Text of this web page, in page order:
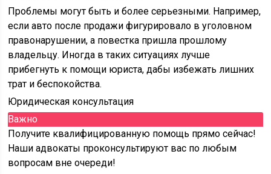
Проблемы могут быть и более серьезными. Например,
если авто после продажи фигурировало в уголовном
правонарушении, а повестка пришла прошлому
владельцу. Иногда в таких ситуациях лучше
прибегнуть к помощи юриста, дабы избежать лишних
трат и беспокойства.
Юридическая консультация
Важно
Получите квалифицированную помощь прямо сейчас!
Наши адвокаты проконсультируют вас по любым
вопросам вне очереди!